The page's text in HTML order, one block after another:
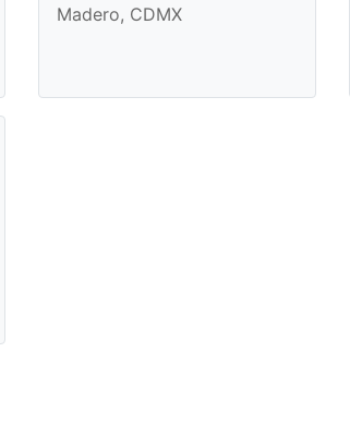
Madero, CDMX